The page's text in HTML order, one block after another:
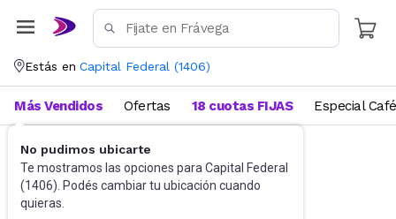
Estás en Capital Federal (1406)
No pudimos ubicarte
Te mostramos las opciones para Capital Federal
(1406). Podés cambiar tu ubicación cuando
quieras.
Más Vendidos Ofertas 18 cuotas FIJAS Especial Café
Accesorios Anteojos de sol